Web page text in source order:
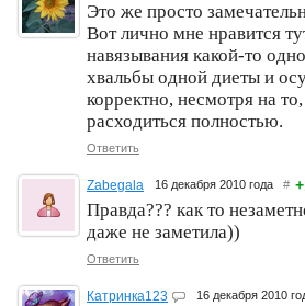
Это же просто
Вот лично мне нравится
навязывания какой-то
хвальбы одной диеты и
корректно, несмотря на
расходиться полностью.
Ответить
Zabegala 16 декабря 2010 года #
Правда??? как то
даже не заметила))
Ответить
Катринка123 16 декабря 2010